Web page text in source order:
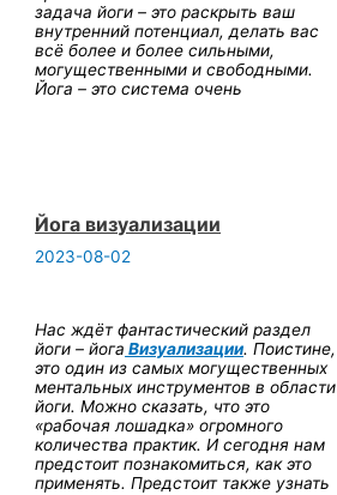
задача йоги – это раскрыть ваш
внутренний потенциал, делать вас
всё более и более сильными,
могущественными и свободными.
Йога – это система очень
Йога визуализации
2023-08-02
Нас ждёт фантастический раздел
йоги – йога Визуализации. Поистине,
это один из самых могущественных
ментальных инструментов в области
йоги. Можно сказать, что это
«рабочая лошадка» огромного
количества практик. И сегодня нам
предстоит познакомиться, как это
применять. Предстоит также узнать